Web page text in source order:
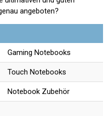
angeboten?
Gaming Notebooks
Touch Notebooks
Notebook Zubehör